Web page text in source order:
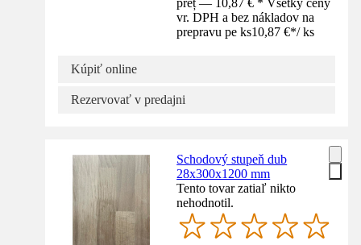
vr. DPH a bez nákladov na
prepravu pe ks10,87 €*/ ks
Kúpiť online
Rezervovať v predajni
Schodový stupeň dub
28x300x1200 mm
Tento tovar zatiaľ nikto
nehodnotil.